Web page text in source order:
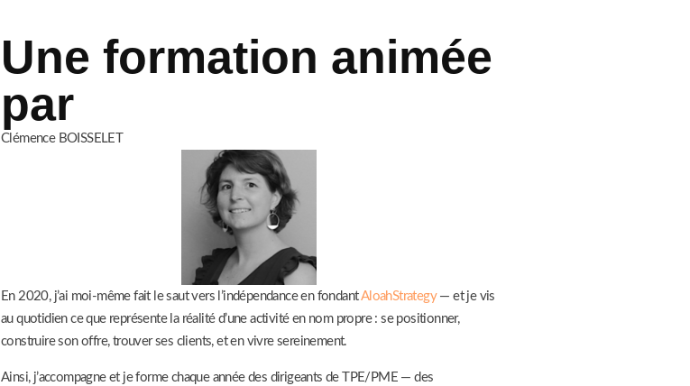
Une formation animée
par
Clémence BOISSELET
En 2020, j’ai moi-même fait le saut vers l’indépendance en fondantAloahStrategy— et je vis
au quotidien ce que représente la réalité d’une activité en nom propre : se positionner,
construire son offre, trouver ses clients, et en vivre sereinement.
Ainsi, j’accompagne et je forme chaque année des dirigeants de TPE/PME — des